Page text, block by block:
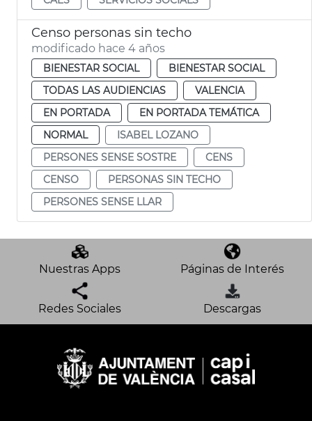
Censo personas sin techo
modificado hace 4 años
BIENESTAR SOCIAL
BIENESTAR SOCIAL
TODAS LAS AUDIENCIAS
VALENCIA
EN PORTADA
EN PORTADA TEMÁTICA
NORMAL
ISABEL LOZANO
PERSONES SENSE SOSTRE
CENS
CENSO
PERSONAS SIN TECHO
PERSONES SENSE LLAR
Nuestras Apps Páginas de Interés
Redes Sociales Descargas